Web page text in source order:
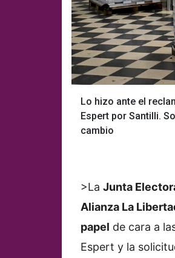
Lo hizo ante el
Espert por Santilli.
cambio
>La Junta
Alianza La
papel de cara a
Espert y la